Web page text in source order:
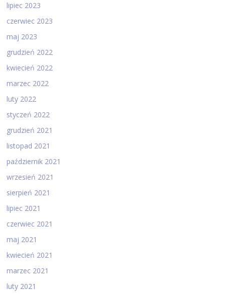
lipiec 2023
czerwiec 2023
maj 2023
grudzień 2022
kwiecień 2022
marzec 2022
luty 2022
styczeń 2022
grudzień 2021
listopad 2021
październik 2021
wrzesień 2021
sierpień 2021
lipiec 2021
czerwiec 2021
maj 2021
kwiecień 2021
marzec 2021
luty 2021